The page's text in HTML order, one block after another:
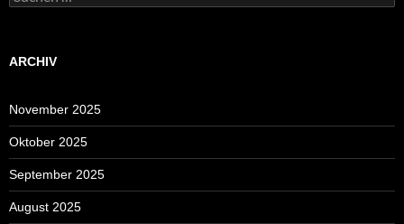
nach:
ARCHIV
November 2025
Oktober 2025
September 2025
August 2025